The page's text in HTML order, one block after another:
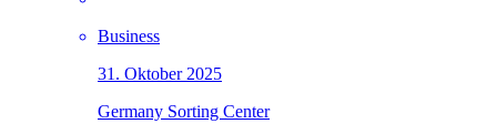
Business
31. Oktober 2025
Germany Sorting Center